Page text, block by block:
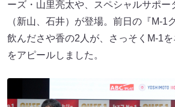
ーズ・山里亮太や、スペシャルサポー
（新山、石井）が登場。前日の『M-1
飲んださや香の2人が、さっそくM-1
をアピールしました。